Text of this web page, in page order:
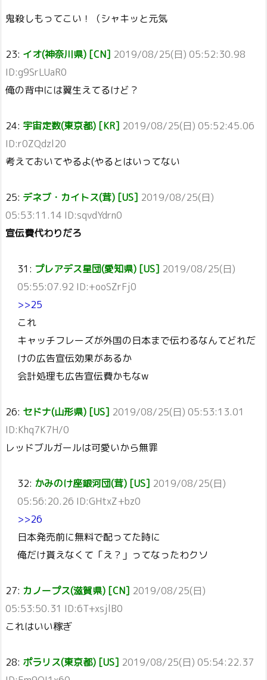
鬼殺しもってこい！（シャキッと元気
23: イオ(神奈川県) [CN] 2019/08/25(日) 05:52:30.98
ID:g9SrLUaR0
俺の背中には翼生えてるけど？
24: 宇宙定数(東京都) [KR] 2019/08/25(日) 05:52:45.06
ID:r0ZQdzl20
考えておいてやるよ(やるとはいってない
25: デネブ・カイトス(茸) [US] 2019/08/25(日)
05:53:11.14 ID:sqvdYdrn0
宣伝費代わりだろ
31: プレアデス星団(愛知県) [US] 2019/08/25(日)
05:55:07.92 ID:+ooSZrFj0
>>25
これ
キャッチフレーズが外国の日本まで伝わるなんてどれだ
けの広告宣伝効果があるか
会計処理も広告宣伝費かもなw
26: セドナ(山形県) [US] 2019/08/25(日) 05:53:13.01
ID:Khq7K7H/0
レッドブルガールは可愛いから無罪
32: かみのけ座銀河団(茸) [US] 2019/08/25(日)
05:56:20.26 ID:GHtxZ+bz0
>>26
日本発売前に無料で配ってた時に
俺だけ貰えなくて「え？」ってなったわクソ
27: カノープス(滋賀県) [CN] 2019/08/25(日)
05:53:50.31 ID:6T+xsjlB0
これはいい稼ぎ
28: ポラリス(東京都) [US] 2019/08/25(日) 05:54:22.37